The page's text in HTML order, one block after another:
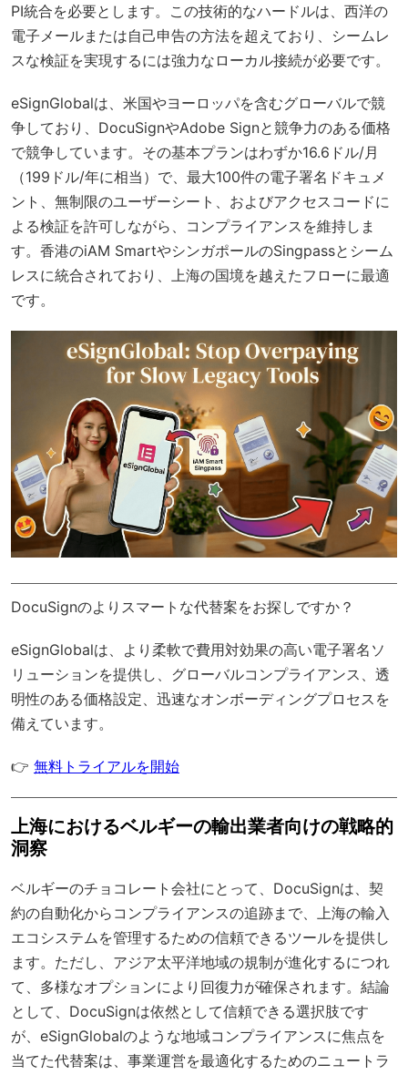
PI統合を必要とします。この技術的なハードルは、西洋の
電子メールまたは自己申告の方法を超えており、シームレ
スな検証を実現するには強力なローカル接続が必要です。
eSignGlobalは、米国やヨーロッパを含むグローバルで競
争しており、DocuSignやAdobe Signと競争力のある価格
で競争しています。その基本プランはわずか16.6ドル/月
（199ドル/年に相当）で、最大100件の電子署名ドキュメ
ント、無制限のユーザーシート、およびアクセスコードに
よる検証を許可しながら、コンプライアンスを維持しま
す。香港のiAM SmartやシンガポールのSingpassとシーム
レスに統合されており、上海の国境を越えたフローに最適
です。
DocuSignのよりスマートな代替案をお探しですか？
eSignGlobalは、より柔軟で費用対効果の高い電子署名ソ
リューションを提供し、 グローバルコンプライアンス 、透
明性のある価格設定、迅速なオンボーディングプロセスを
備えています。
👉 無料トライアルを開始
上海におけるベルギーの輸出業者向けの戦略的
洞察
ベルギーのチョコレート会社にとって、DocuSignは、契
約の自動化からコンプライアンスの追跡まで、上海の輸入
エコシステムを管理するための信頼できるツールを提供し
ます。ただし、アジア太平洋地域の規制が進化するにつれ
て、多様なオプションにより回復力が確保されます。結論
として、DocuSignは依然として信頼できる選択肢です
が、eSignGlobalのような地域コンプライアンスに焦点を
当てた代替案は、事業運営を最適化するためのニュートラ